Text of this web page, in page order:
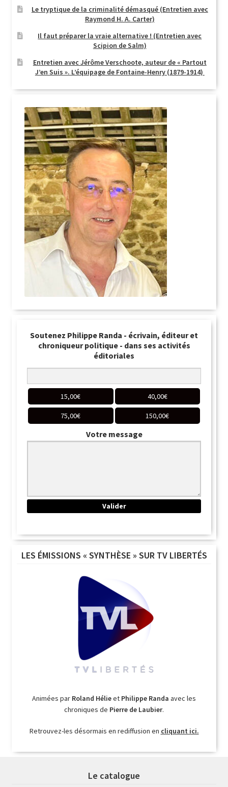
Le tryptique de la criminalité démasqué (Entretien avec
Raymond H. A. Carter)
Il faut préparer la vraie alternative ! (Entretien avec
Scipion de Salm)
Entretien avec Jérôme Verschoote, auteur de « Partout
J’en Suis ». L’équipage de Fontaine-Henry (1879-1914)
Soutenez Philippe Randa - écrivain, éditeur et
chroniqueur politique - dans ses activités
éditoriales
15,00€ 40,00€
75,00€ 150,00€
Votre message
LES ÉMISSIONS « SYNTHÈSE » SUR TV LIBERTÉS
Animées par Roland Hélieet Philippe Randa avec les
chroniques de Pierre de Laubier.
Retrouvez-les désormais en rediffusion en cliquant ici.
Le catalogue